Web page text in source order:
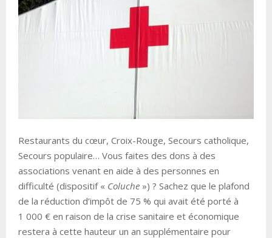
Restaurants du cœur, Croix-Rouge, Secours catholique,
Secours populaire… Vous faites des dons à des
associations venant en aide à des personnes en
difficulté (dispositif « Coluche ») ? Sachez que le plafond
de la réduction d’impôt de 75 % qui avait été porté à
1 000 € en raison de la crise sanitaire et économique
restera à cette hauteur un an supplémentaire pour